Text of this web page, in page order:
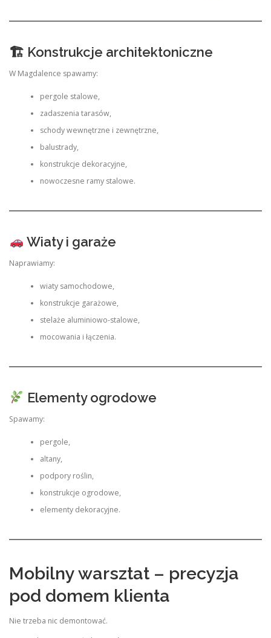
🏗 Konstrukcje architektoniczne
W Magdalence spawamy:
pergole stalowe,
zadaszenia tarasów,
schody wewnętrzne i zewnętrzne,
balustrady,
konstrukcje dekoracyjne,
nowoczesne ramy stalowe.
Wiaty i garaże
Naprawiamy:
wiaty samochodowe,
konstrukcje garażowe,
stelaże aluminiowo-stalowe,
mocowania i łączenia.
Elementy ogrodowe
Spawamy:
pergole,
altany,
podpory roślin,
konstrukcje ogrodowe,
elementy dekoracyjne.
Mobilny warsztat – precyzja
pod domem klienta
Nie trzeba nic demontować.